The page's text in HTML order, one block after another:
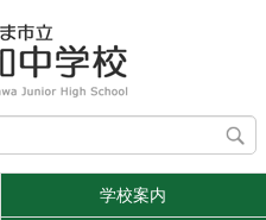
学校案内